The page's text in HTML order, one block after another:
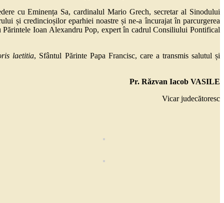
cu Eminența Sa, cardinalul Mario Grech, secretar al Sinodului
și credincioșilor eparhiei noastre și ne-a încurajat în parcurgerea
Ioan Alexandru Pop, expert în cadrul Consiliului Pontifical
laetitia, Sfântul Părinte Papa Francisc, care a transmis salutul și
Pr. Răzvan Iacob VASILE
Vicar judecătoresc